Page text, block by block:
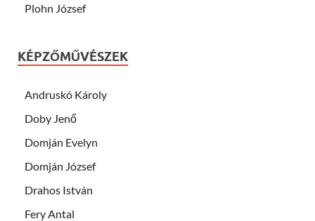
Plohn József
KÉPZŐMŰVÉSZEK
Andruskó Károly
Doby Jenő
Domján Evelyn
Domján József
Drahos István
Fery Antal